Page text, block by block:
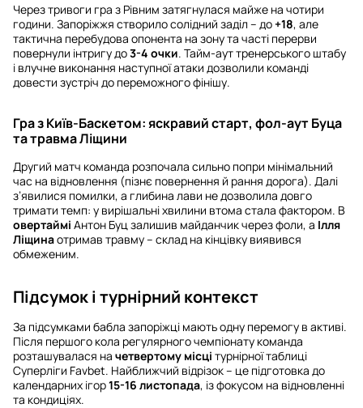
Через тривоги гра з Рівним затягнулася майже на чотири
години. Запоріжжя створило солідний заділ – до+18, але
тактична перебудова опонента на зону та часті перерви
повернули інтригу до3-4 очки. Тайм-аут тренерського штабу
і влучне виконання наступної атаки дозволили команді
довести зустріч до переможного фінішу.
Гра з Київ-Баскетом: яскравий старт, фол-аут Буца
та травма Ліщини
Другий матч команда розпочала сильно попри мінімальний
час на відновлення (пізнє повернення й рання дорога). Далі
з’явилися помилки, а глибина лави не дозволила довго
тримати темп: у вирішальні хвилини втома стала фактором. В
овертаймі Антон Буц залишив майданчик через фоли, а Ілля
Ліщинаотримав травму – склад на кінцівку виявився
обмеженим.
Підсумок і турнірний контекст
За підсумками бабла запоріжці мають одну перемогу в активі.
Після першого кола регулярного чемпіонату команда
розташувалася на четвертому місці турнірної таблиці
Суперліги Favbet. Найближчий відрізок – це підготовка до
календарних ігор15-16 листопада, із фокусом на відновленні
та кондиціях.